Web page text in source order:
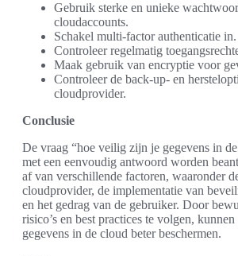
Gebruik sterke en unieke
cloudaccounts.
Schakel multi-factor authenticatie in.
Controleer regelmatig
Maak gebruik van encryptie voor
Controleer de back-up- en
cloudprovider.
Conclusie
De vraag “hoe veilig zijn je gegevens in
met een eenvoudig antwoord worden
af van verschillende factoren, waaronder
cloudprovider, de implementatie van
en het gedrag van de gebruiker. Door
risico’s en best practices te volgen,
gegevens in de cloud beter beschermen.